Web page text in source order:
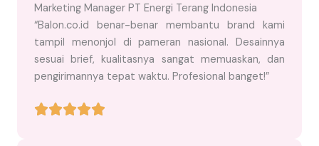
Marketing Manager PT Energi Terang Indonesia
“Balon.co.id benar-benar membantu brand kami
tampil menonjol di pameran nasional. Desainnya
sesuai brief, kualitasnya sangat memuaskan, dan
pengirimannya tepat waktu. Profesional banget!”